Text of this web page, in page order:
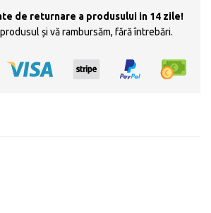
de returnare a produsului in 14 zile!
și vă rambursăm, fără întrebări.